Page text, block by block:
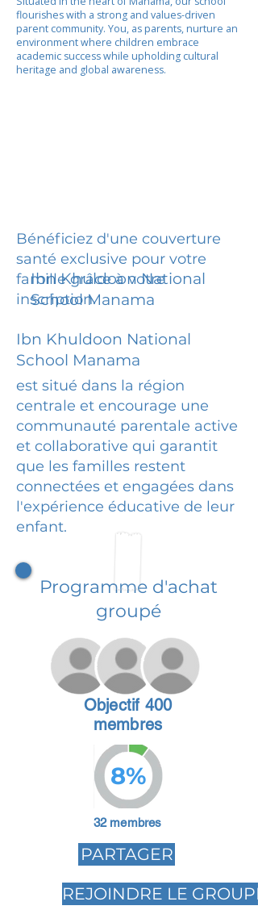
flourishes with a strong and values-driven
parent community. You, as parents, nurture an
environment where children embrace
academic success while upholding cultural
heritage and global awareness.
Bénéficiez d'une couverture
santé exclusive pour votre
famille grâce à votre
inscription.
Ibn Khuldoon National
School Manama
Ibn Khuldoon National
School Manama
est situé dans la région
centrale et encourage une
communauté parentale active
et collaborative qui garantit
que les familles restent
connectées et engagées dans
l'expérience éducative de leur
enfant.
Programme d'achat
groupé
Objectif 400
membres
8%
32 membres
PARTAGER
REJOINDRE LE GROUPE